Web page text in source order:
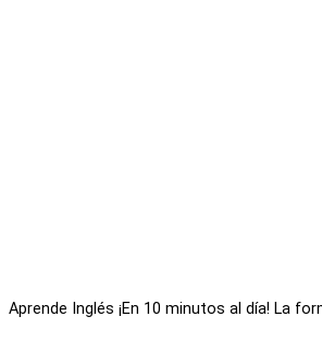
Aprende Inglés ¡En 10 minutos al día! La